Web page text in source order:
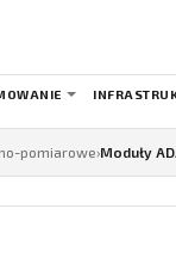
pomiarowe›Moduły